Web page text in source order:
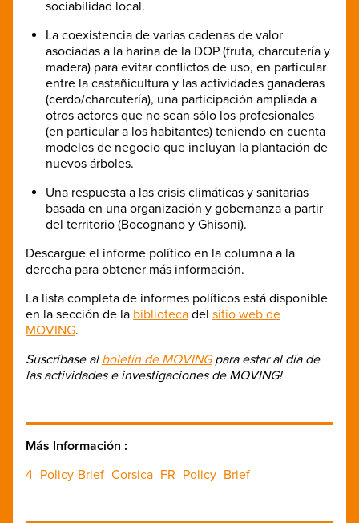
sociabilidad local.
La coexistencia de varias cadenas de valor
asociadas a la harina de la DOP (fruta, charcutería y
madera) para evitar conflictos de uso, en particular
entre la castañicultura y las actividades ganaderas
(cerdo/charcutería), una participación ampliada a
otros actores que no sean sólo los profesionales
(en particular a los habitantes) teniendo en cuenta
modelos de negocio que incluyan la plantación de
nuevos árboles.
Una respuesta a las crisis climáticas y sanitarias
basada en una organización y gobernanza a partir
del territorio (Bocognano y Ghisoni).
Descargue el informe político en la columna a la
derecha para obtener más información.
La lista completa de informes políticos está disponible
en la sección de la biblioteca del sitio web de
MOVING.
Suscríbase al boletín de MOVINGpara estar al día de
las actividades e investigaciones de MOVING!
Más Información :
4_Policy-Brief_Corsica_FR_Policy_Brief